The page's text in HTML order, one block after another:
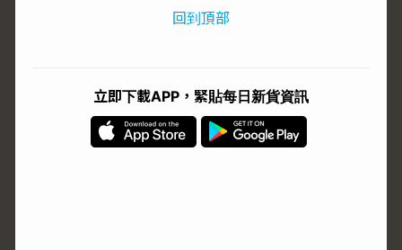
回到頂部
立即下載APP，緊貼每日新貨資訊